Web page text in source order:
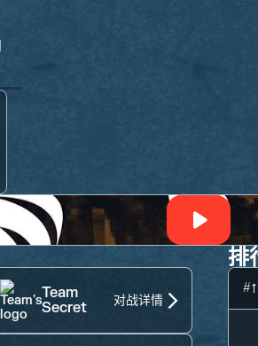
Team
Secret
对战详情
排
#